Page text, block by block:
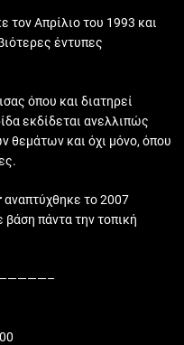
Απρίλιο του 1993 και
έντυπες
όπου και διατηρεί
εκδίδεται ανελλιπώς
θεμάτων και όχι μόνο, όπου
αναπτύχθηκε το 2007
πάντα την τοπική